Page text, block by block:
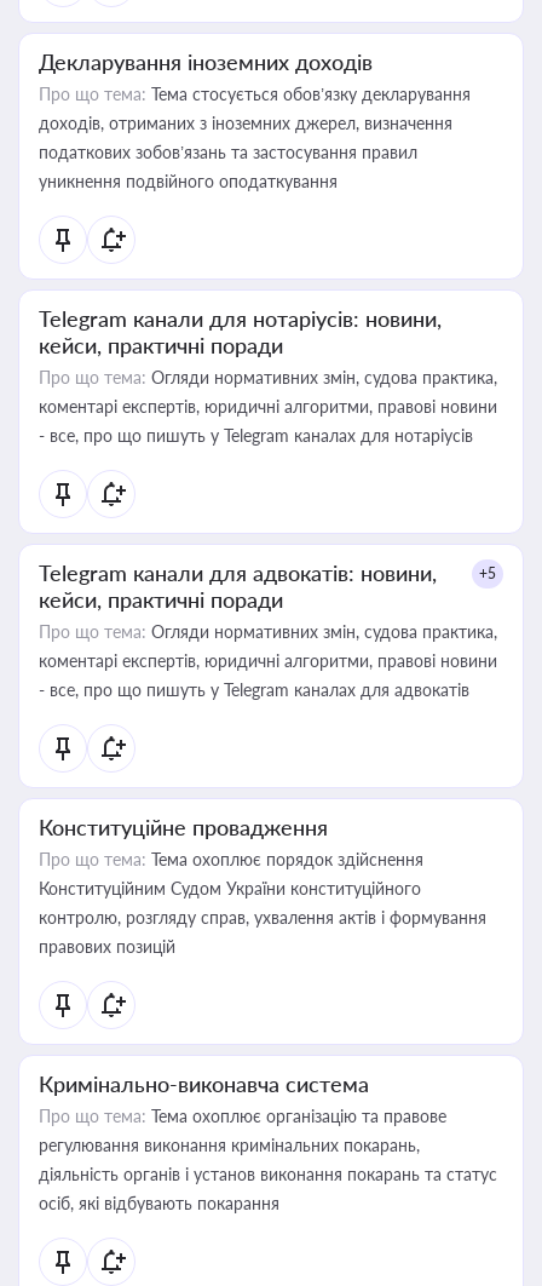
Декларування іноземних доходів
Про що тема: Тема стосується обов’язку декларування
доходів, отриманих з іноземних джерел, визначення
податкових зобов’язань та застосування правил
уникнення подвійного оподаткування
Telegram канали для нотаріусів: новини,
кейси, практичні поради
Про що тема: Огляди нормативних змін, судова практика,
коментарі експертів, юридичні алгоритми, правові новини
- все, про що пишуть у Telegram каналах для нотаріусів
Telegram канали для адвокатів: новини,
кейси, практичні поради
+5
Про що тема: Огляди нормативних змін, судова практика,
коментарі експертів, юридичні алгоритми, правові новини
- все, про що пишуть у Telegram каналах для адвокатів
Конституційне провадження
Про що тема: Тема охоплює порядок здійснення
Конституційним Судом України конституційного
контролю, розгляду справ, ухвалення актів і формування
правових позицій
Кримінально-виконавча система
Про що тема: Тема охоплює організацію та правове
регулювання виконання кримінальних покарань,
діяльність органів і установ виконання покарань та статус
осіб, які відбувають покарання